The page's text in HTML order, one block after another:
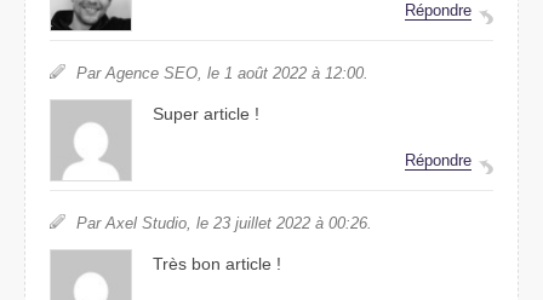
Répondre
Par Agence SEO, le 1 août 2022 à 12:00.
Super article !
Répondre
Par Axel Studio, le 23 juillet 2022 à 00:26.
Très bon article !